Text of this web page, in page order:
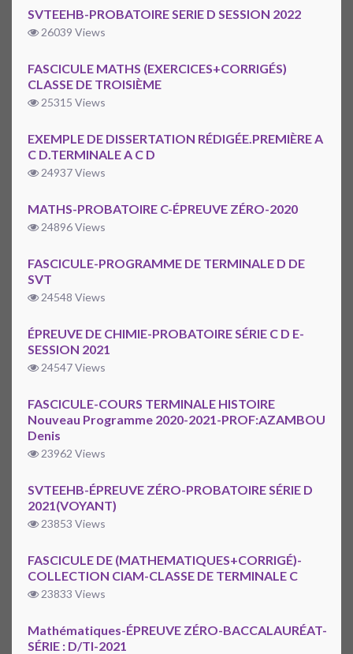
SVTEEHB-PROBATOIRE SERIE D SESSION 2022
26039 Views
FASCICULE MATHS (EXERCICES+CORRIGÉS)
CLASSE DE TROISIÈME
25315 Views
EXEMPLE DE DISSERTATION RÉDIGÉE.PREMIÈRE A
C D.TERMINALE A C D
24937 Views
MATHS-PROBATOIRE C-ÉPREUVE ZÉRO-2020
24896 Views
FASCICULE-PROGRAMME DE TERMINALE D DE
SVT
24548 Views
ÉPREUVE DE CHIMIE-PROBATOIRE SÉRIE C D E-
SESSION 2021
24547 Views
FASCICULE-COURS TERMINALE HISTOIRE
Nouveau Programme 2020-2021-PROF:AZAMBOU
Denis
23962 Views
SVTEEHB-ÉPREUVE ZÉRO-PROBATOIRE SÉRIE D
2021(VOYANT)
23853 Views
FASCICULE DE (MATHEMATIQUES+CORRIGÉ)-
COLLECTION CIAM-CLASSE DE TERMINALE C
23833 Views
Mathématiques-ÉPREUVE ZÉRO-BACCALAURÉAT-
SÉRIE : D/TI-2021